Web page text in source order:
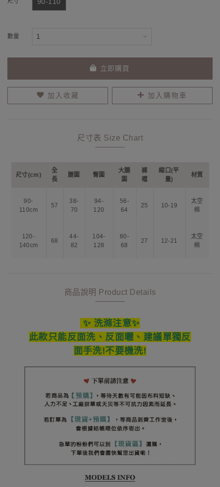
數量
立即購買
加入收藏 加入購物車
尺寸表 Size Chart
尺寸(cm)
全
長
腰圍 臀圍
大腿
圍
褲
襠
縮口(平
量)
材質
90-
110cm
57
38-
70
94-
120
56-
64
25 10-19
太空
棉
120-
140cm
68
44-
82
104-
128
60-
68
27 12-21
太空
棉
商品說明 Product Details
✨ 洗滌注意✨
此款只能反面洗、反面曬、建議單獨反
面手洗!不要機洗!